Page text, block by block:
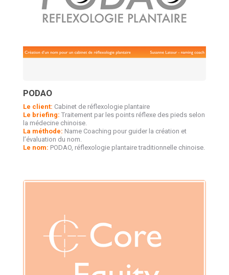
PODAO
Le client: Cabinet de réflexologie plantaire
Le briefing: Traitement par les points réflexe des pieds selon
la médecine chinoise.
La méthode: Name Coaching pour guider la création et
l’évaluation du nom.
Le nom: PODAO, réflexologie plantaire traditionnelle chinoise.